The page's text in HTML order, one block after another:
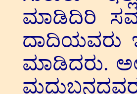
ಮಾಡಿದಿರಿ
ದಾದಿಯವರು
ಮಾಡಿದರು.